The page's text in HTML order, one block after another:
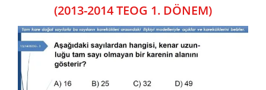
(2013-2014 TEOG 1. DÖNEM)